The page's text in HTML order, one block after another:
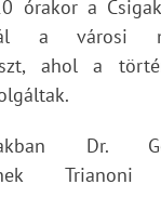
órakor a
a városi
ahol a
Dr.
Trianoni